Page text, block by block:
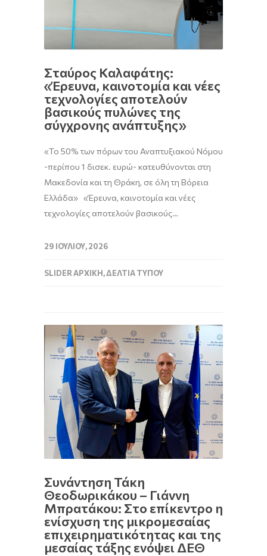
Σταύρος Καλαφάτης:
«Έρευνα, καινοτομία και νέες
τεχνολογίες αποτελούν
βασικούς πυλώνες της
σύγχρονης ανάπτυξης»
«Το 50% των πόρων του Αναπτυξιακού Νόμου
-περίπου 1 δισεκ. ευρώ- κατευθύνονται στη
Μακεδονία και τη Θράκη, σε όλη τη Βόρεια
Ελλάδα» «Έρευνα, καινοτομία και νέες
τεχνολογίες αποτελούν βασικούς…
29 ΙΟΥΛΊΟΥ, 2026
SLIDER ΑΡΧΙΚΉ,ΔΕΛΤΊΑ ΤΎΠΟΥ
Συνάντηση Τάκη
Θεοδωρικάκου – Γιάννη
Μπρατάκου: Στο επίκεντρο η
ενίσχυση της μικρομεσαίας
επιχειρηματικότητας και της
μεσαίας τάξης ενόψει ΔΕΘ